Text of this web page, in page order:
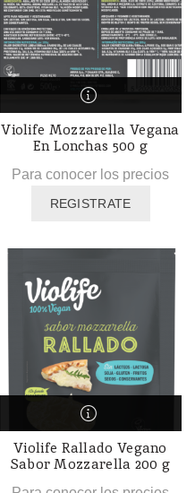
Violife Mozzarella Vegana
En Lonchas 500 g
Para conocer los precios
REGISTRATE
Violife Rallado Vegano
Sabor Mozzarella 200 g